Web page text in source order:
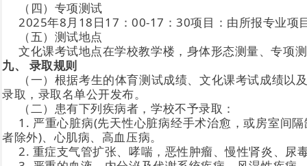
（四）专项测试
2025年8月18日17：00-17：30项目：由所报专业项
（五）测试地点
文化课考试地点在学校教学楼，身体形态测量、专项
九、 录取规则
（一）根据考生的体育测试成绩、文化课考试成绩
录取，录取名单公开发布。
（二）患有下列疾病者，学校不予录取：
1. 严重心脏病(先天性心脏病经手术治愈，或房室间
者除外)、心肌病、高血压病。
2. 重症支气管扩张、哮喘，恶性肿瘤、慢性肾炎、尿